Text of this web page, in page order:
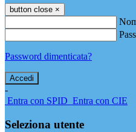
button close ×
Password dimenticata?
-
Entra con SPID Entra con CIE
Seleziona utente